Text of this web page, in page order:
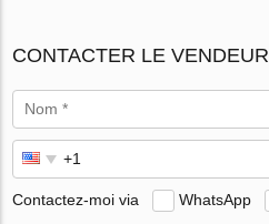
CONTACTER LE VENDEUR
Contactez-moi via WhatsApp